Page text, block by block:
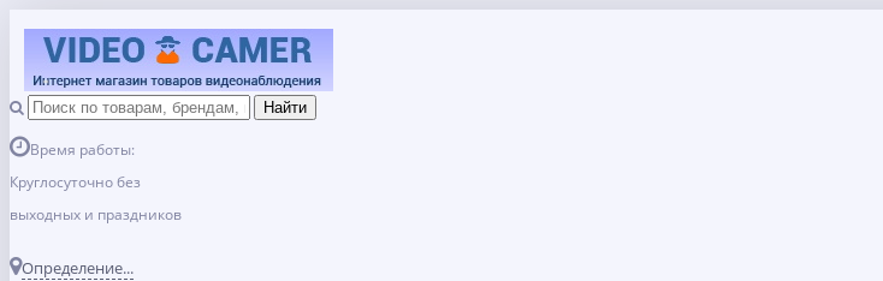
Время работы:
Круглосуточно без
выходных и праздников
Определение...